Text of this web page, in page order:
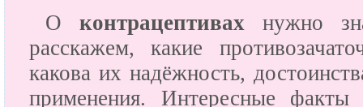
О контрацептивах нужно
расскажем, какие
какова их надёжность,
применения. Интересные факты